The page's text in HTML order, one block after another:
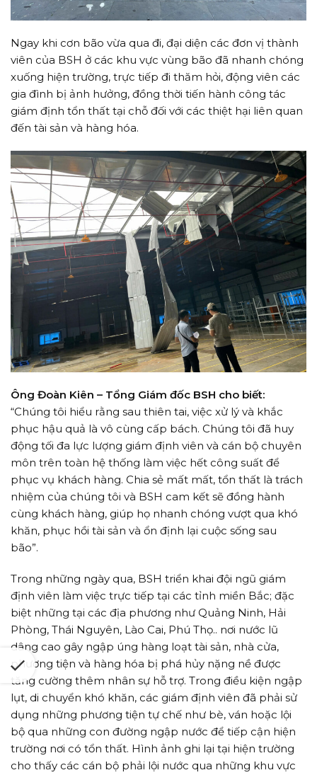
Ngay khi cơn bão vừa qua đi, đại diện các đơn vị thành
viên của BSH ở các khu vực vùng bão đã nhanh chóng
xuống hiện trường, trực tiếp đi thăm hỏi, động viên các
gia đình bị ảnh hưởng, đồng thời tiến hành công tác
giám định tổn thất tại chỗ đối với các thiệt hại liên quan
đến tài sản và hàng hóa.
Ông Đoàn Kiên – Tổng Giám đốc BSH cho biết:
“Chúng tôi hiểu rằng sau thiên tai, việc xử lý và khắc
phục hậu quả là vô cùng cấp bách. Chúng tôi đã huy
động tối đa lực lượng giám định viên và cán bộ chuyên
môn trên toàn hệ thống làm việc hết công suất để
phục vụ khách hàng. Chia sẻ mất mất, tổn thất là trách
nhiệm của chúng tôi và BSH cam kết sẽ đồng hành
cùng khách hàng, giúp họ nhanh chóng vượt qua khó
khăn, phục hồi tài sản và ổn định lại cuộc sống sau
bão”.
Trong những ngày qua, BSH triển khai đội ngũ giám
định viên làm việc trực tiếp tại các tỉnh miền Bắc; đặc
biệt những tại các địa phương như Quảng Ninh, Hải
Phòng, Thái Nguyên, Lào Cai, Phú Thọ.. nơi nước lũ
dâng cao gây ngập úng hàng loạt tài sản, nhà cửa,
phương tiện và hàng hóa bị phá hủy nặng nề được
tăng cường thêm nhân sự hỗ trợ. Trong điều kiện ngập
lụt, di chuyển khó khăn, các giám định viên đã phải sử
dụng những phương tiện tự chế như bè, ván hoặc lội
bộ qua những con đường ngập nước để tiếp cận hiện
trường nơi có tổn thất. Hình ảnh ghi lại tại hiện trường
cho thấy các cán bộ phải lội nước qua những khu vực